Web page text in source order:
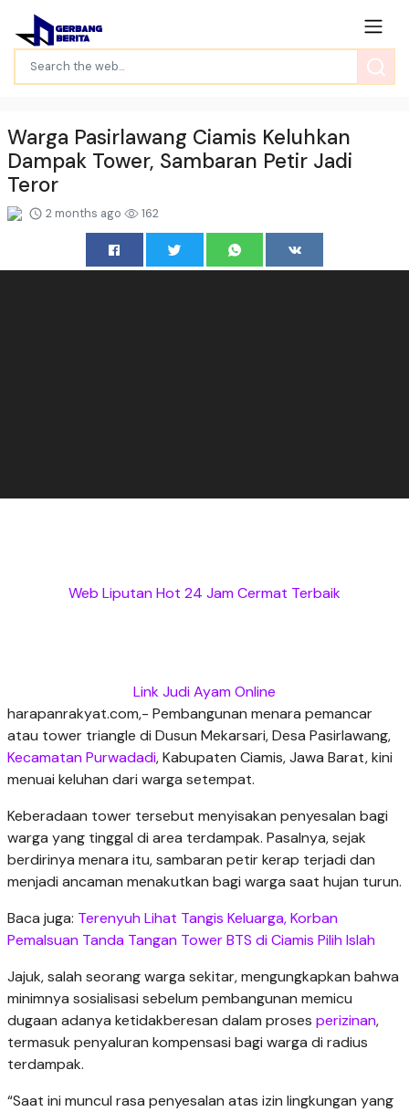
Warga Pasirlawang Ciamis Keluhkan
Dampak Tower, Sambaran Petir Jadi
Teror
2 months ago 162
Web Liputan Hot 24 Jam Cermat Terbaik
Link Judi Ayam Online
harapanrakyat.com,- Pembangunan menara pemancar
atau tower triangle di Dusun Mekarsari, Desa Pasirlawang,
Kecamatan Purwadadi, Kabupaten Ciamis, Jawa Barat, kini
menuai keluhan dari warga setempat.
Keberadaan tower tersebut menyisakan penyesalan bagi
warga yang tinggal di area terdampak. Pasalnya, sejak
berdirinya menara itu, sambaran petir kerap terjadi dan
menjadi ancaman menakutkan bagi warga saat hujan turun.
Baca juga: Terenyuh Lihat Tangis Keluarga, Korban
Pemalsuan Tanda Tangan Tower BTS di Ciamis Pilih Islah
Jajuk, salah seorang warga sekitar, mengungkapkan bahwa
minimnya sosialisasi sebelum pembangunan memicu
dugaan adanya ketidakberesan dalam proses perizinan,
termasuk penyaluran kompensasi bagi warga di radius
terdampak.
“Saat ini muncul rasa penyesalan atas izin lingkungan yang